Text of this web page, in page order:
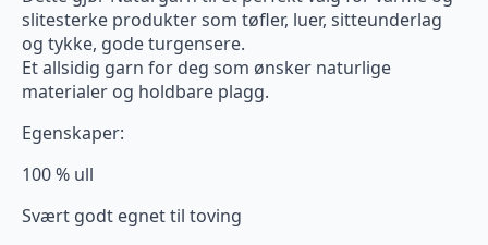
slitesterke produkter som tøfler, luer, sitteunderlag
og tykke, gode turgensere.
Et allsidig garn for deg som ønsker naturlige
materialer og holdbare plagg.
Egenskaper:
100 % ull
Svært godt egnet til toving